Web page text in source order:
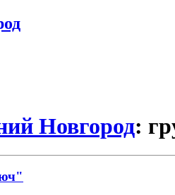
Новгород: